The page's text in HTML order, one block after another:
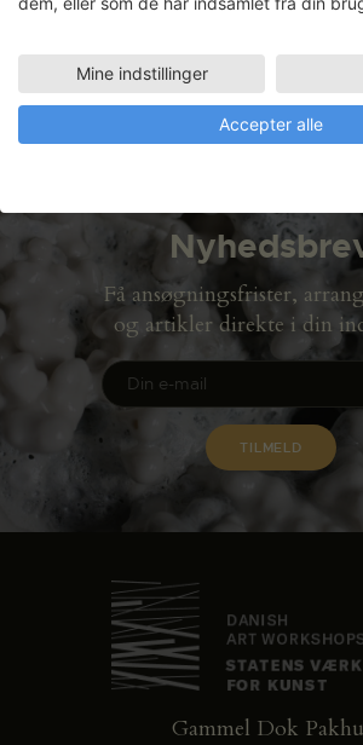
Faciliteter
10.09.2007 - 26.10.2007
Få ansøgningsfrister,
og artikler direkte i din
Gammel Dok
Mine indstillinger
Accepter alle